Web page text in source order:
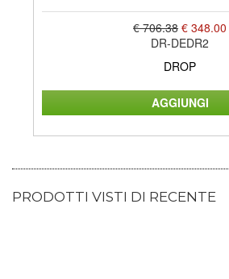
€ 706.38 € 348.00
DR-DEDR2
DROP
PRODOTTI VISTI DI RECENTE